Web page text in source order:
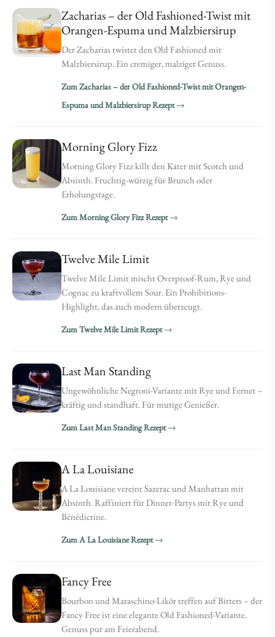
Zacharias – der Old Fashioned-Twist mit
Orangen-Espuma und Malzbiersirup
Der Zacharias twistet den Old Fashioned mit
Malzbiersirup. Ein cremiger, malziger Genuss.
Zum Zacharias – der Old Fashioned-Twist mit Orangen-
Espuma und Malzbiersirup Rezept
Morning Glory Fizz
Morning Glory Fizz killt den Kater mit Scotch und
Absinth. Fruchtig-würzig für Brunch oder
Erholungstage.
Zum Morning Glory Fizz Rezept
Twelve Mile Limit
Twelve Mile Limit mischt Overproof-Rum, Rye und
Cognac zu kraftvollem Sour. Ein Prohibitions-
Highlight, das auch modern überzeugt.
Zum Twelve Mile Limit Rezept
Last Man Standing
Ungewöhnliche Negroni-Variante mit Rye und Fernet –
kräftig und standhaft. Für mutige Genießer.
Zum Last Man Standing Rezept
A La Louisiane
A La Louisiane vereint Sazerac und Manhattan mit
Absinth. Raffiniert für Dinner-Partys mit Rye und
Bénédictine.
Zum A La Louisiane Rezept
Fancy Free
Bourbon und Maraschino-Likör treffen auf Bitters – der
Fancy Free ist eine elegante Old Fashioned-Variante.
Genuss pur am Feierabend.